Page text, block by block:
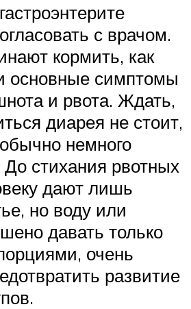
с врачом.
кормить, как
основные симптомы
и рвота. Ждать,
диарея не стоит,
немного
До стихания рвотных
дают лишь
но воду или
давать только
очень
развитие